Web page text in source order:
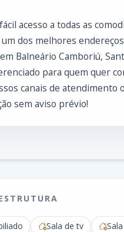
acesso a todas as
dos melhores
Balneário Camboriú,
para quem quer
canais de atendimento
sem aviso prévio!
Sala de tv